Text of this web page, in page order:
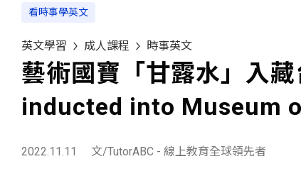
看時事學英文
英文學習 成人課程 時事英文
藝術國寶「甘露水」入
inducted into Museum
2022.11.11 文/TutorABC - 線上教育全球領先者